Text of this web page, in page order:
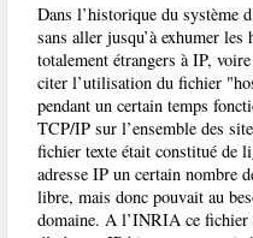
Dans l’historique du système
sans aller jusqu’à exhumer
totalement étrangers à IP,
citer l’utilisation du fichier
pendant un certain temps
TCP/IP sur l’ensemble des
fichier texte était constitué de
adresse IP un certain nombre
libre, mais donc pouvait au
domaine. A l’INRIA ce fichier